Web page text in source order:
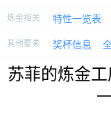
炼金相关 特性一览表
其他要素 奖杯信息
苏菲的炼金
—